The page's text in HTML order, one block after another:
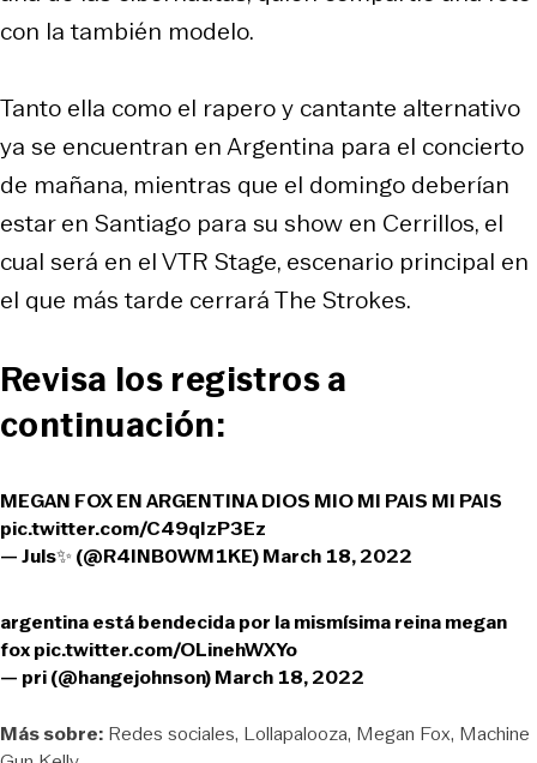
con la también modelo.
Tanto ella como el rapero y cantante alternativo
ya se encuentran en Argentina para el concierto
de mañana, mientras que el domingo deberían
estar en Santiago para su show en Cerrillos, el
cual será en el VTR Stage, escenario principal en
el que más tarde cerrará The Strokes.
Revisa los registros a
continuación:
MEGAN FOX EN ARGENTINA DIOS MIO MI PAIS MI PAIS
pic.twitter.com/C49qIzP3Ez
— Juls✨ (@R4INB0WM1KE)March 18, 2022
argentina está bendecida por la mismísima reina megan
foxpic.twitter.com/OLinehWXYo
— pri (@hangejohnson)March 18, 2022
Más sobre: Redes sociales Lollapalooza Megan Fox Machine